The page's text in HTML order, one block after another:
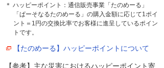
＊ ハッピーポイント：通信販売事業「たのめーる」
「ぱーそなるたのめーる」の購入金額に応じて1ポイ
ント＝1円の交換比率でお客様に進呈しているポイン
トです。
【たのめーる】ハッピーポイントについて
【参考】主な災害におけるハッピーポイント寄